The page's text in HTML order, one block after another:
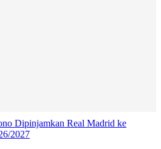
Dipinjamkan Real Madrid ke
2027